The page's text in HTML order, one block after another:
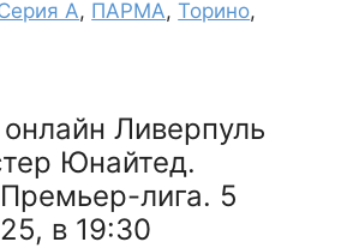
А, ПАРМА,Торино,
Ливерпуль
Юнайтед.
лига. 5
в 19:30